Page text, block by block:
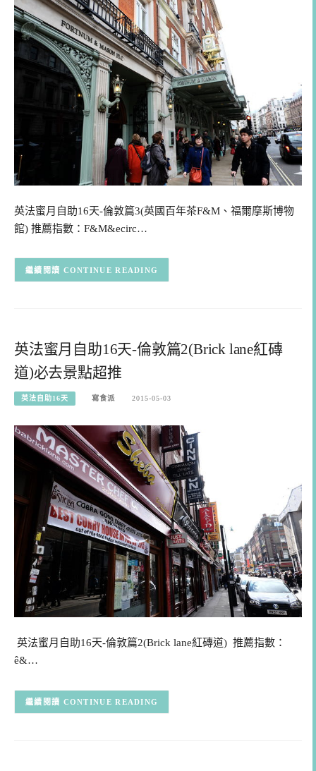
英法蜜月自助16天-倫敦篇3(英國百年茶F&M、福爾摩斯博物
館) 推薦指數：F&M&ecirc…
CONTINUE READING
英法蜜月自助16天-倫敦篇2(Brick lane紅磚
道)必去景點超推
英法自助16天 寫食派 2015-05-03
英法蜜月自助16天-倫敦篇2(Brick lane紅磚道) 推薦指數：
ê&…
CONTINUE READING